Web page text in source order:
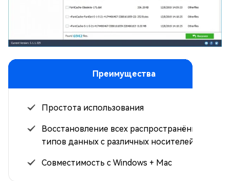
Преимущества
Простота использования
Восстановление всех распространённых
типов данных с различных носителей
Совместимость с Windows + Mac